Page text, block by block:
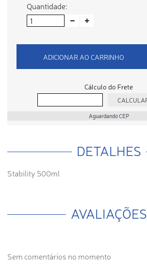
Quantidade:
ADICIONAR AO CARRINHO
Cálculo do Frete
Aguardando CEP
DETALHES
Stability 500ml
AVALIAÇÕES
Sem comentários no momento